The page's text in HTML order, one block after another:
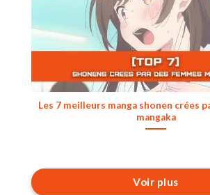
Les 7 meilleurs manga shonen crées
mangaka
Voir plus